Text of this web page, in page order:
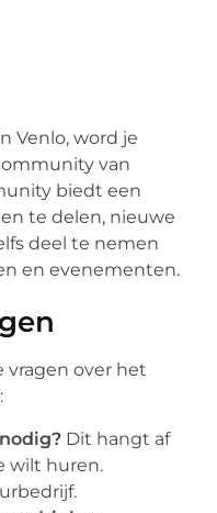
Venlo, word je
van
biedt een
te delen, nieuwe
deel te nemen
en evenementen.
vragen over het
Dit hangt af
wilt huren.